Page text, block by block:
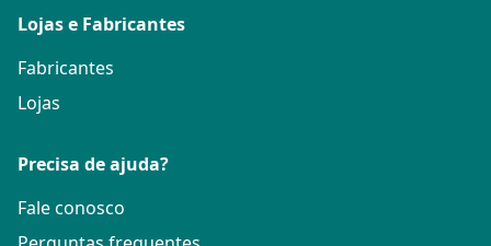
Lojas e Fabricantes
Fabricantes
Lojas
Precisa de ajuda?
Fale conosco